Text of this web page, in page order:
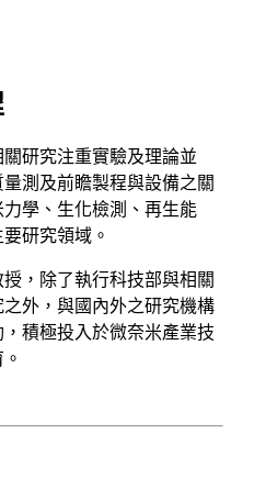
研究注重實驗及理論並
測及前瞻製程與設備之關
學、生化檢測、再生能
研究領域。
，除了執行科技部與相關
外，與國內外之研究機構
積極投入於微奈米產業技